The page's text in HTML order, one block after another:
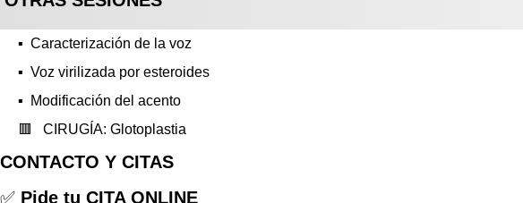
▪️ Caracterización de la voz
▪️ Voz virilizada por esteroides
▪️ Modificación del acento
🟥 CIRUGÍA: Glotoplastia
CONTACTO Y CITAS
✅ Pide tu CITA ONLINE